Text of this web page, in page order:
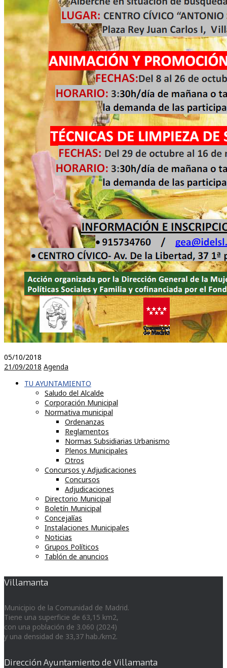
05/10/2018
21/09/2018 Agenda
TU AYUNTAMIENTO
Saludo del Alcalde
Corporación Municipal
Normativa municipal
Ordenanzas
Reglamentos
Normas Subsidiarias Urbanismo
Plenos Municipales
Otros
Concursos y Adjudicaciones
Concursos
Adjudicaciones
Directorio Municipal
Boletín Municipal
Concejalías
Instalaciones Municipales
Noticias
Grupos Políticos
Tablón de anuncios
Villamanta
Municipio de la Comunidad de Madrid.
Tiene una superficie de 63,15 km2,
con una población de 3.060 (2024)
y una densidad de 33,37 hab./km2.
Dirección Ayuntamiento de Villamanta